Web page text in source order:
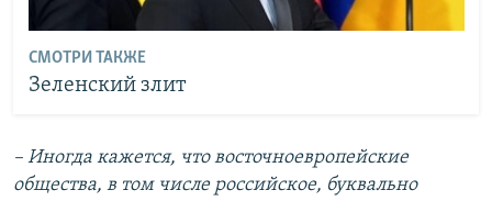
СМОТРИ ТАКЖЕ
Зеленский злит
– Иногда кажется, что восточноевропейские
общества, в том числе российское, буквально